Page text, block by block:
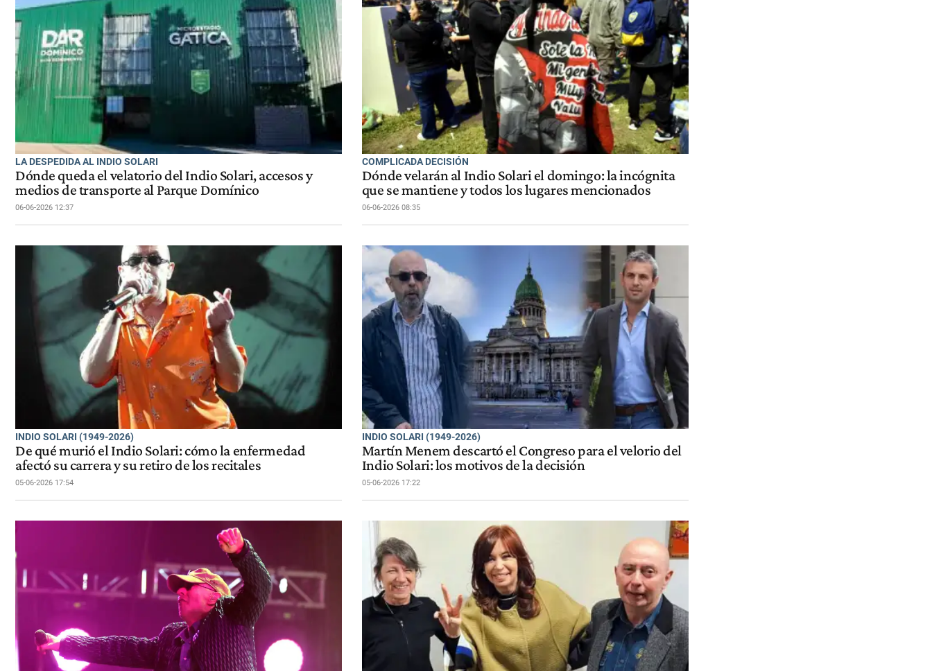
LA DESPEDIDA AL INDIO SOLARI
Dónde queda el velatorio del Indio Solari, accesos y
medios de transporte al Parque Domínico
06-06-2026 12:37
COMPLICADA DECISIÓN
Dónde velarán al Indio Solari el domingo: la incógnita
que se mantiene y todos los lugares mencionados
06-06-2026 08:35
INDIO SOLARI (1949-2026)
De qué murió el Indio Solari: cómo la enfermedad
afectó su carrera y su retiro de los recitales
05-06-2026 17:54
INDIO SOLARI (1949-2026)
Martín Menem descartó el Congreso para el velorio del
Indio Solari: los motivos de la decisión
05-06-2026 17:22